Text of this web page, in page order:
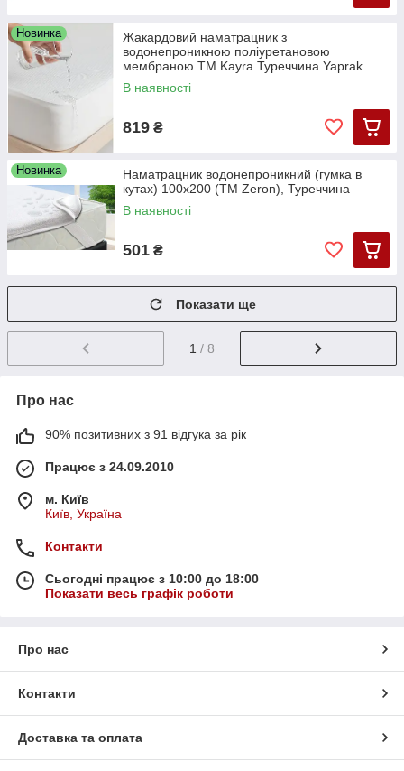
Новинка
Жакардовий наматрацник з
водонепроникною поліуретановою
мембраною ТМ Kayra Туреччина Yaprak
колір білий
В наявності
819 ₴
Новинка
Наматрацник водонепроникний (гумка в
кутах) 100х200 (TM Zeron), Туреччина
В наявності
501 ₴
Показати ще
1 / 8
Про нас
90% позитивних з 91 відгука за рік
Працює з 24.09.2010
м. Київ
Київ, Україна
Контакти
Сьогодні працює з 10:00 до 18:00
Показати весь графік роботи
Про нас
Контакти
Доставка та оплата